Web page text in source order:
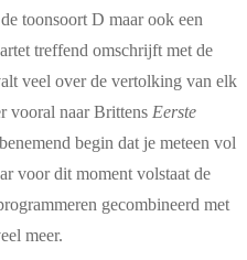
toonsoort D maar ook een
treffend omschrijft met de
veel over de vertolking van elk
vooral naar Brittens Eerste
begin dat je meteen vol
voor dit moment volstaat de
gecombineerd met
meer.